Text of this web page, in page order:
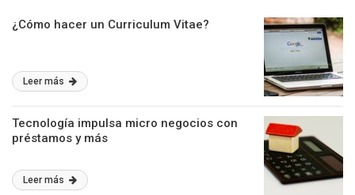
¿Cómo hacer un Curriculum Vitae?
Leer más
Tecnología impulsa micro negocios con
préstamos y más
Leer más